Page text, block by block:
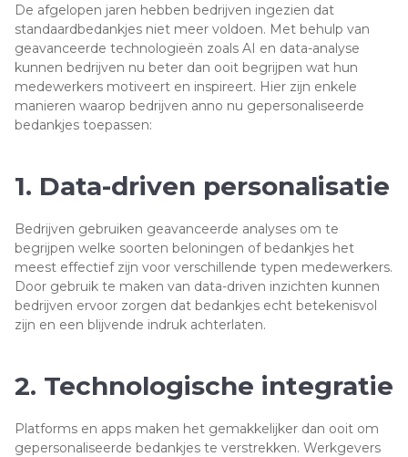
De afgelopen jaren hebben bedrijven ingezien dat
standaardbedankjes niet meer voldoen. Met behulp van
geavanceerde technologieën zoals AI en data-analyse
kunnen bedrijven nu beter dan ooit begrijpen wat hun
medewerkers motiveert en inspireert. Hier zijn enkele
manieren waarop bedrijven anno nu gepersonaliseerde
bedankjes toepassen:
1. Data-driven personalisatie
Bedrijven gebruiken geavanceerde analyses om te
begrijpen welke soorten beloningen of bedankjes het
meest effectief zijn voor verschillende typen medewerkers.
Door gebruik te maken van data-driven inzichten kunnen
bedrijven ervoor zorgen dat bedankjes echt betekenisvol
zijn en een blijvende indruk achterlaten.
2. Technologische integratie
Platforms en apps maken het gemakkelijker dan ooit om
gepersonaliseerde bedankjes te verstrekken. Werkgevers